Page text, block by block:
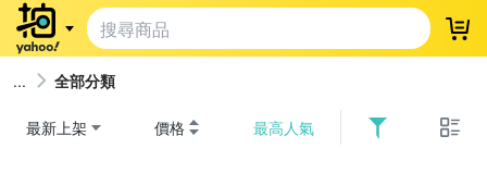
登
全部分類
最新上架 價格 最高人氣